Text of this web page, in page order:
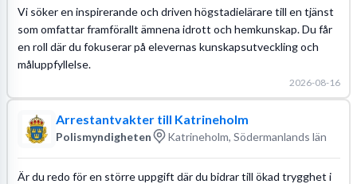
Vi söker en inspirerande och driven högstadielärare till en tjänst
som omfattar framförallt ämnena idrott och hemkunskap. Du får
en roll där du fokuserar på elevernas kunskapsutveckling och
måluppfyllelse.
2026-08-16
Arrestantvakter till Katrineholm
Polismyndigheten Katrineholm, Södermanlands län
Är du redo för en större uppgift där du bidrar till ökad trygghet i